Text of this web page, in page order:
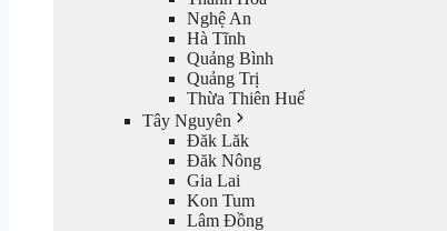
Nghệ An
Hà Tĩnh
Quảng Bình
Quảng Trị
Thừa Thiên Huế
Tây Nguyên
Đăk Lăk
Đăk Nông
Gia Lai
Kon Tum
Lâm Đồng